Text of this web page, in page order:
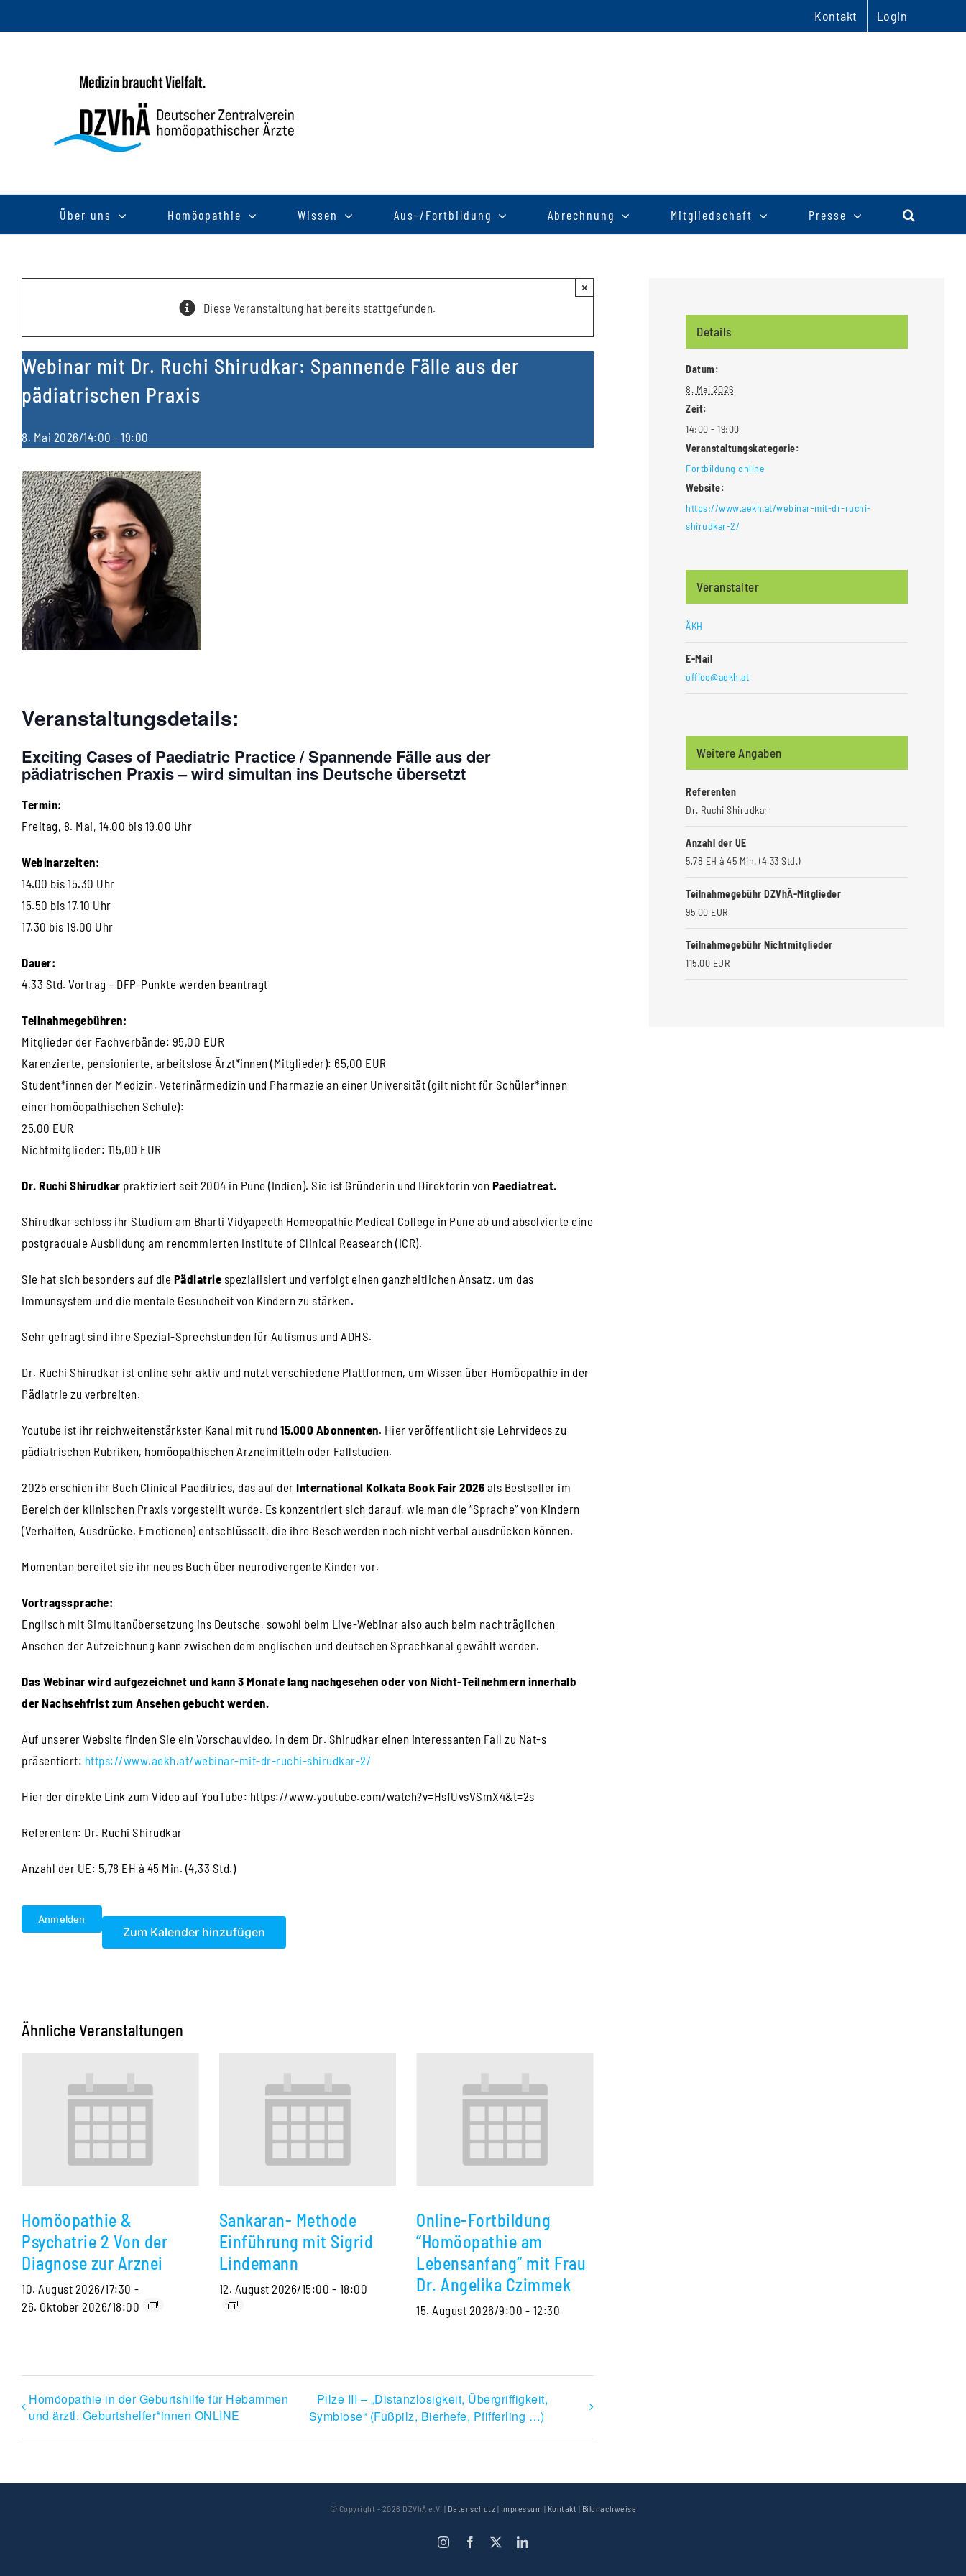
Inhalt
Kontakt Login
Über uns Homöopathie Wissen Aus-/Fortbildung Abrechnung Mitgliedschaft Presse
Diese Veranstaltung hat bereits stattgefunden.
×
Webinar mit Dr. Ruchi Shirudkar: Spannende Fälle aus der
pädiatrischen Praxis
8. Mai 2026/14:00 - 19:00
Veranstaltungsdetails:
Exciting Cases of Paediatric Practice / Spannende Fälle aus der
pädiatrischen Praxis– wird simultan ins Deutsche übersetzt
Termin:
Freitag, 8. Mai, 14.00 bis 19.00 Uhr
Webinarzeiten:
14.00 bis 15.30 Uhr
15.50 bis 17.10 Uhr
17.30 bis 19.00 Uhr
Dauer:
4,33 Std. Vortrag – DFP-Punkte werden beantragt
Teilnahmegebühren:
Mitglieder der Fachverbände: 95,00 EUR
Karenzierte, pensionierte, arbeitslose Ärzt*innen (Mitglieder): 65,00 EUR
Student*innen der Medizin, Veterinärmedizin und Pharmazie an einer Universität (gilt nicht für Schüler*innen
einer homöopathischen Schule):
25,00 EUR
Nichtmitglieder: 115,00 EUR
Dr. Ruchi Shirudkar praktiziert seit 2004 in Pune (Indien). Sie ist Gründerin und Direktorin von Paediatreat.
Shirudkar schloss ihr Studium am Bharti Vidyapeeth Homeopathic Medical College in Pune ab und absolvierte eine
postgraduale Ausbildung am renommierten Institute of Clinical Reasearch (ICR).
Sie hat sich besonders auf die Pädiatrie spezialisiert und verfolgt einen ganzheitlichen Ansatz, um das
Immunsystem und die mentale Gesundheit von Kindern zu stärken.
Sehr gefragt sind ihre Spezial-Sprechstunden für Autismus und ADHS.
Dr. Ruchi Shirudkar ist online sehr aktiv und nutzt verschiedene Plattformen, um Wissen über Homöopathie in der
Pädiatrie zu verbreiten.
Youtube ist ihr reichweitenstärkster Kanal mit rund 15.000 Abonnenten. Hier veröffentlicht sie Lehrvideos zu
pädiatrischen Rubriken, homöopathischen Arzneimitteln oder Fallstudien.
2025 erschien ihr Buch Clinical Paeditrics, das auf der International Kolkata Book Fair 2026 als Bestseller im
Bereich der klinischen Praxis vorgestellt wurde. Es konzentriert sich darauf, wie man die “Sprache” von Kindern
(Verhalten, Ausdrücke, Emotionen) entschlüsselt, die ihre Beschwerden noch nicht verbal ausdrücken können.
Momentan bereitet sie ihr neues Buch über neurodivergente Kinder vor.
Vortragssprache:
Englisch mit Simultanübersetzung ins Deutsche, sowohl beim Live-Webinar also auch beim nachträglichen
Ansehen der Aufzeichnung kann zwischen dem englischen und deutschen Sprachkanal gewählt werden.
Das Webinar wird aufgezeichnet und kann 3 Monate lang nachgesehen oder von Nicht-Teilnehmern innerhalb
der Nachsehfrist zum Ansehen gebucht werden.
Auf unserer Website finden Sie ein Vorschauvideo, in dem Dr. Shirudkar einen interessanten Fall zu Nat-s
präsentiert: https://www.aekh.at/webinar-mit-dr-ruchi-shirudkar-2/
Hier der direkte Link zum Video auf YouTube: https://www.youtube.com/watch?v=HsfUvsVSmX4&t=2s
Referenten: Dr. Ruchi Shirudkar
Anzahl der UE: 5,78 EH à 45 Min. (4,33 Std.)
Anmelden
Zum Kalender hinzufügen
Ähnliche Veranstaltungen
Homöopathie &
Psychatrie 2 Von der
Diagnose zur Arznei
10. August 2026/17:30 -
26. Oktober 2026/18:00
Sankaran- Methode
Einführung mit Sigrid
Lindemann
12. August 2026/15:00 - 18:00
Online-Fortbildung
“Homöopathie am
Lebensanfang“ mit Frau
Dr. Angelika Czimmek
15. August 2026/9:00 - 12:30
Homöopathie in der Geburtshilfe für Hebammen
und ärztl. Geburtshelfer*innen ONLINE
Pilze III – „Distanzlosigkeit, Übergriffigkeit,
Symbiose“ (Fußpilz, Bierhefe, Pfifferling …)
Details
Datum:
8. Mai 2026
Zeit:
14:00 - 19:00
Veranstaltungskategorie:
Fortbildung online
Website:
https://www.aekh.at/webinar-mit-dr-ruchi-
shirudkar-2/
Veranstalter
ÄKH
E-Mail
office@aekh.at
Weitere Angaben
Referenten
Dr. Ruchi Shirudkar
Anzahl der UE
5,78 EH à 45 Min. (4,33 Std.)
Teilnahmegebühr DZVhÄ-Mitglieder
95,00 EUR
Teilnahmegebühr Nichtmitglieder
115,00 EUR
© Copyright - 2026 DZVhÄ e.V. | Datenschutz | Impressum | Kontakt | Bildnachweise
InstagramFacebook LinkedIn